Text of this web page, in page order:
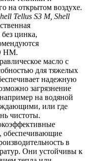
на открытом воздухе.
Tellus S3 M, Shell
цинка,
HM.
масло с
для тяжелых
надежную
загрязнение
на водяной
или где
чистоты.
обеспечивающие
в
Они устойчивы к